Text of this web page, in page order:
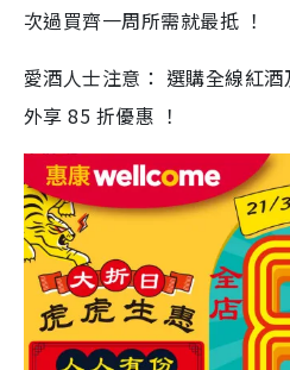
次過買齊一周所需就最抵 ！
愛酒人士注意： 選購全線紅
外享 85 折優惠 ！